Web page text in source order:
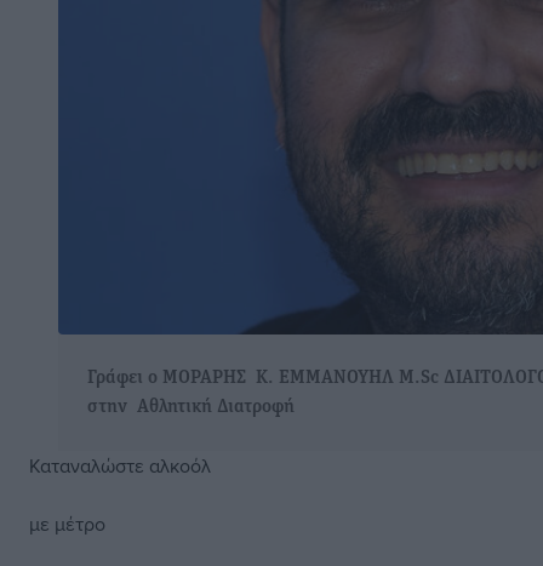
Γράφει ο ΜΟΡΑΡΗΣ Κ. ΕΜΜΑΝΟΥΗΛ M.Sc
στην Αθλητική Διατροφή
Καταναλώστε αλκοόλ
με μέτρο